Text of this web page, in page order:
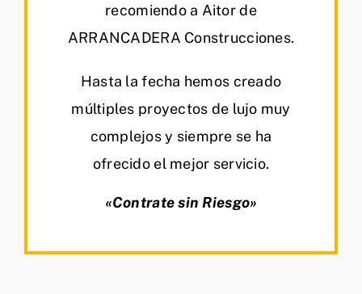
recomiendo a Aitor de
ARRANCADERA Construcciones.
Hasta la fecha hemos creado
múltiples proyectos de lujo muy
complejos y siempre se ha
ofrecido el mejor servicio.
«Contrate sin Riesgo»